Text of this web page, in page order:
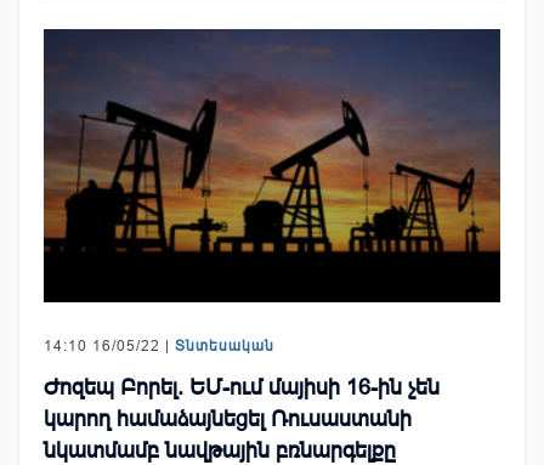
14:10 16/05/22 | Տնտեսական
Ժոզեպ Բորել. ԵՄ-ում մայիսի 16-ին չեն
կարող համաձայնեցել Ռուսաստանի
նկատմամբ նավթային բռնարգելքը